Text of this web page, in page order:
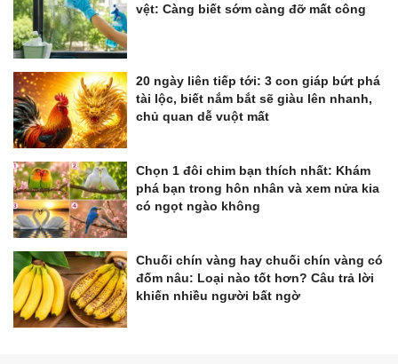
vệt: Càng biết sớm càng đỡ mất công
20 ngày liên tiếp tới: 3 con giáp bứt phá
tài lộc, biết nắm bắt sẽ giàu lên nhanh,
chủ quan dễ vuột mất
Chọn 1 đôi chim bạn thích nhất: Khám
phá bạn trong hôn nhân và xem nửa kia
có ngọt ngào không
Chuối chín vàng hay chuối chín vàng có
đốm nâu: Loại nào tốt hơn? Câu trả lời
khiến nhiều người bất ngờ